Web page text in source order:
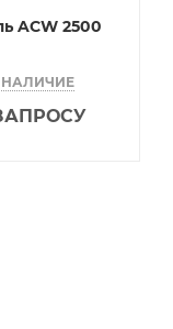
ACW 2500
НАЛИЧИЕ